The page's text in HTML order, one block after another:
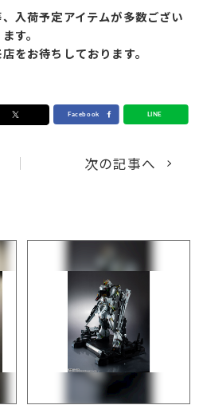
入荷予定アイテムが多数ござい
ます。
をお待ちしております。
次の記事へ